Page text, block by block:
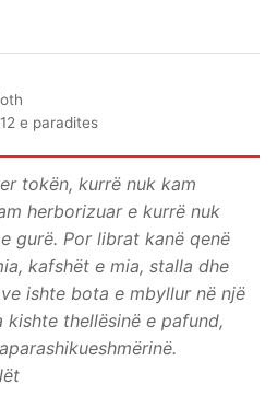
e paradites
tokën, kurrë nuk kam
herborizuar e kurrë nuk
gurë. Por librat kanë qenë
kafshët e mia, stalla dhe
ishte bota e mbyllur në një
kishte thellësinë e pafund,